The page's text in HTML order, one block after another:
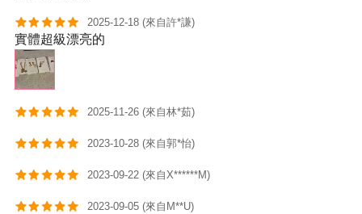
2025-12-18 (來自許*謙)
實體超級漂亮的
2025-11-26 (來自林*茹)
2023-10-28 (來自郭*怡)
2023-09-22 (來自X******M)
2023-09-05 (來自M**U)